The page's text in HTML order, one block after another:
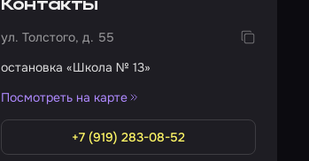
Контакты
ул. Толстого, д. 55
остановка «Школа № 13»
Посмотреть на карте
+7 (919) 283-08-52